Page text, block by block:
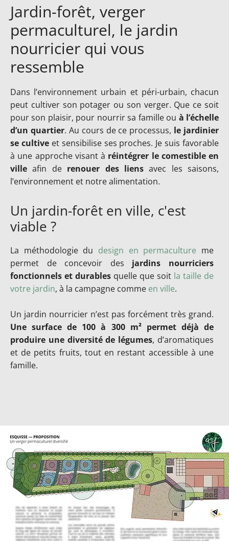
Jardin-forêt, verger
permaculturel, le jardin
nourricier qui vous
ressemble
Dans l’environnement urbain et péri-urbain, chacun
peut cultiver son potager ou son verger. Que ce soit
pour son plaisir, pour nourrir sa famille ou à l’échelle
d’un quartier. Au cours de ce processus, le jardinier
se cultiveet sensibilise ses proches. Je suis favorable
à une approche visant à réintégrer le comestible en
ville afin de renouer des liensavec les saisons,
l’environnement et notre alimentation.
Un jardin-forêt en ville, c'est
viable ?
La méthodologie du design en permaculture me
permet de concevoir des jardins nourriciers
fonctionnels et durables quelle que soit la taille de
votre jardin, à la campagne comme en ville.
Un jardin nourricier n’est pas forcément très grand.
Une surface de 100 à 300 m² permet déjà de
produire une diversité de légumes, d’aromatiques
et de petits fruits, tout en restant accessible à une
famille.